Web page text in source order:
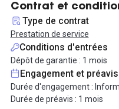
Vous bénéficiez également
pour vos appels ou
formation est incluse à
selon disponibilité, avec la
résident préférentiel si vous
supplémentaires.
Les espaces communs
réfrigérateur, cafetière et
Contrat et
Type de contrat
Prestation de service
Conditions d'entrées
Dépôt de garantie : 1 mois
Engagement et préavis
Durée d'engagement :
Durée de préavis : 1 mois